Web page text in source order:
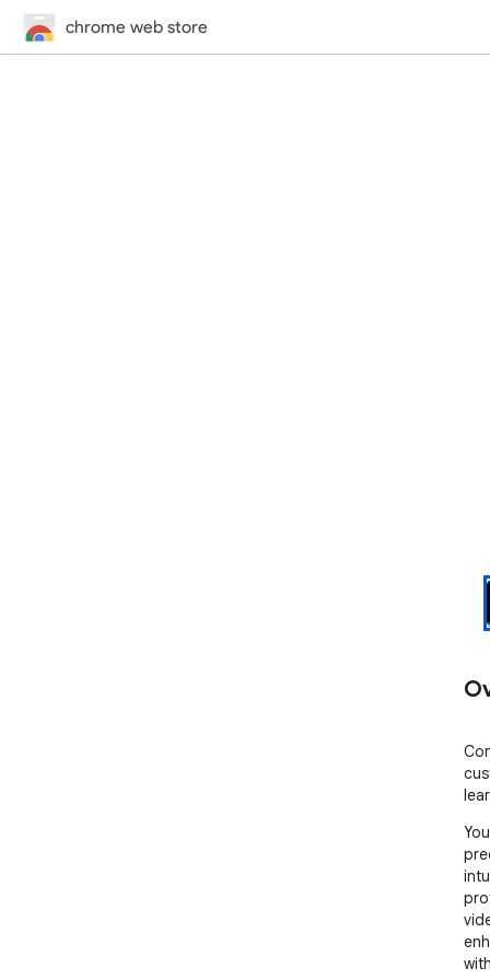
chrome web store